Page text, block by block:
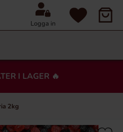
Logga in
I LAGER 🔥
2kg
×